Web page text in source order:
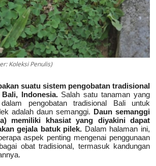
Koleksi Penulis)
suatu sistem pengobatan tradisional
Indonesia. Salah satu tanaman yang
pengobatan tradisional Bali untuk
adalah daun semanggi. Daun semanggi
memiliki khasiat yang diyakini dapat
gejala batuk pilek. Dalam halaman ini,
aspek penting mengenai penggunaan
obat tradisional, termasuk kandungan